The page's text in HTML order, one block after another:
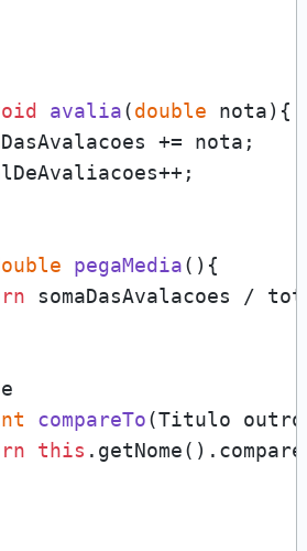
avalia(double nota) {
+= nota;
pegaMedia() {
somaDasAvalacoes /
compareTo(Titulo
this